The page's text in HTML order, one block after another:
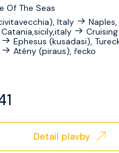
Of The Seas
Italy
Naples,
Catania,sicily,italy Cruising
Ephesus (kusadasi),
Atény (piraus), řecko
Detail plavby